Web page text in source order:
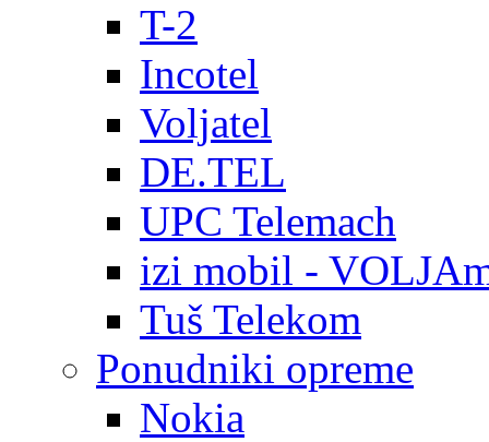
T-2
Incotel
Voljatel
DE.TEL
UPC Telemach
izi mobil -
Tuš Telekom
Ponudniki opreme
Nokia